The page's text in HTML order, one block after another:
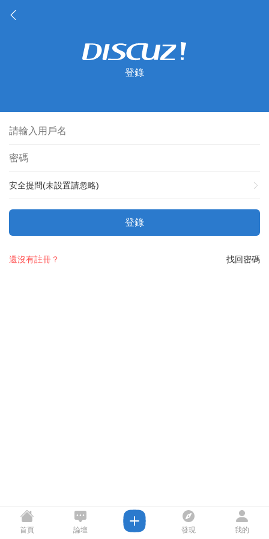
登錄
安全提問(未設置請忽略)
登錄
找回密碼
還沒有註冊？
首頁 論壇 發現 我的